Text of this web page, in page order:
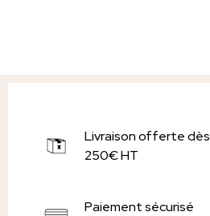
Livraison offerte dès
250€ HT
Paiement sécurisé